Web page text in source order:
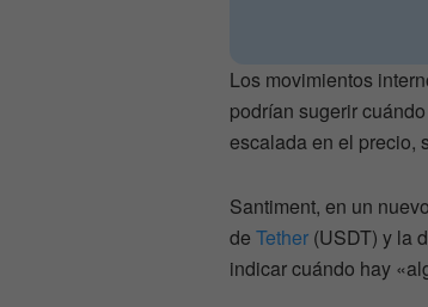
Los movimientos
podrían sugerir
escalada en el precio,
Santiment, en un
de Tether (USDT) y la
indicar cuándo hay